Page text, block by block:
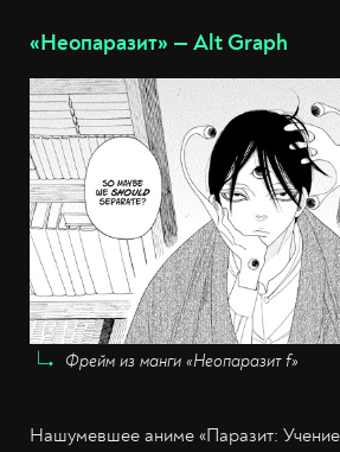
«Неопаразит» — Alt Graph
Фрейм из манги «Неопаразит f»
Нашумевшее аниме «Паразит: Учение